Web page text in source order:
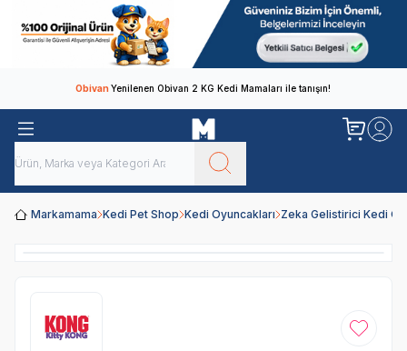
ObivanYenilenen Obivan 2 KG Kedi Mamaları ile tanışın!
Markamama Kedi Pet Shop Kedi Oyuncakları Zeka Gelistirici Kedi
Favoriye